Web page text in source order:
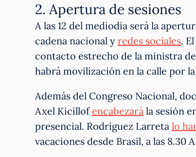
2. Apertura de sesiones
A las 12 del mediodía será la
cadena nacional y redes sociales.
contacto estrecho de la ministra
habrá movilización en la calle por
Además del Congreso Nacional,
Axel Kicillof encabezará la sesión
presencial. Rodríguez Larreta lo
vacaciones desde Brasil, a las 8.30